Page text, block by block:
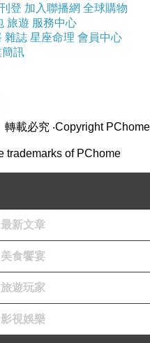
↓↓↓
登 加入聯播網 全球購物
旅遊 服務中心
雜誌 星座命理 會員中心
訊
轉載必究 ‧Copyright PChome
trademarks of PChome
最新文章
美食饗宴
旅遊玩家
影視娛樂